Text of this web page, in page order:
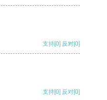
支持[0] 反对[0]
支持[0] 反对[0]